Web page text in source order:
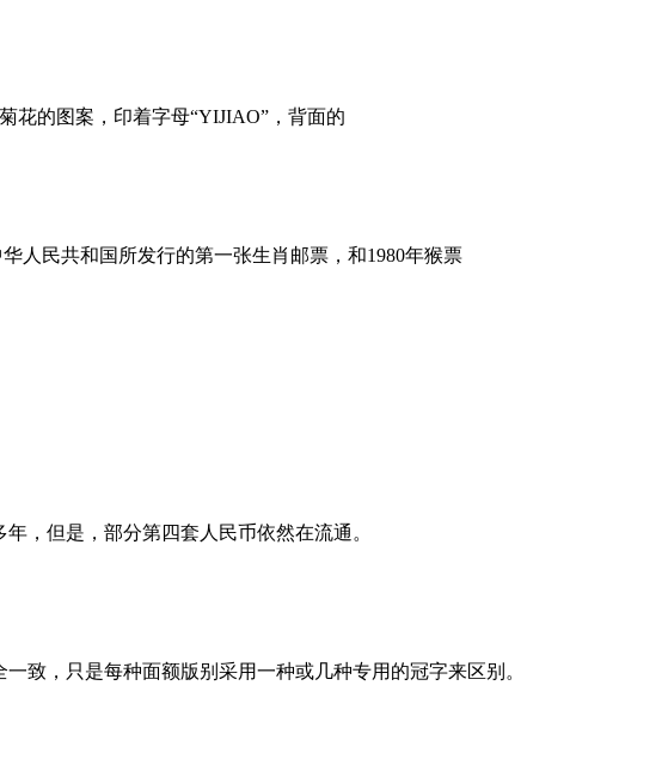
的图案，印着字母“YIJIAO”，背面的
民共和国所发行的第一张生肖邮票，和1980年猴票
，但是，部分第四套人民币依然在流通。
致，只是每种面额版别采用一种或几种专用的冠字来区别。